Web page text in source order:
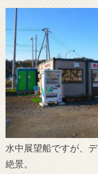
水中展望船ですが、
絶景。